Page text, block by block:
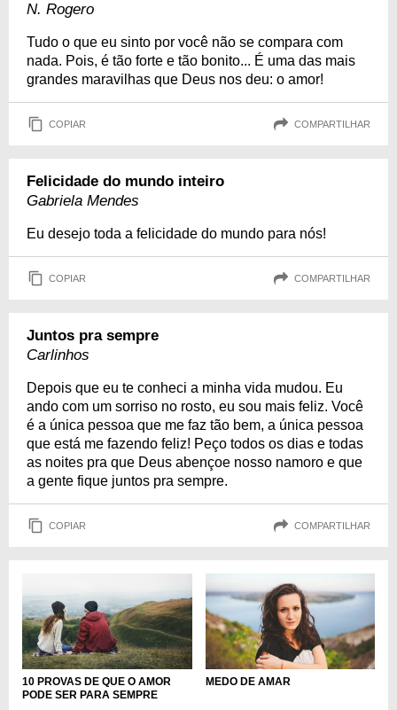
N. Rogero
Tudo o que eu sinto por você não se compara com
nada. Pois, é tão forte e tão bonito... É uma das mais
grandes maravilhas que Deus nos deu: o amor!
COPIAR COMPARTILHAR
Felicidade do mundo inteiro
Gabriela Mendes
Eu desejo toda a felicidade do mundo para nós!
COPIAR COMPARTILHAR
Juntos pra sempre
Carlinhos
Depois que eu te conheci a minha vida mudou. Eu
ando com um sorriso no rosto, eu sou mais feliz. Você
é a única pessoa que me faz tão bem, a única pessoa
que está me fazendo feliz! Peço todos os dias e todas
as noites pra que Deus abençoe nosso namoro e que
a gente fique juntos pra sempre.
COPIAR COMPARTILHAR
10 PROVAS DE QUE O AMOR
PODE SER PARA SEMPRE
MEDO DE AMAR